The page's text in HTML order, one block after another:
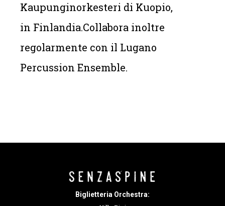
Kaupunginorkesteri di Kuopio,
in Finlandia.Collabora inoltre
regolarmente con il Lugano
Percussion Ensemble.
Biglietteria Orchestra: